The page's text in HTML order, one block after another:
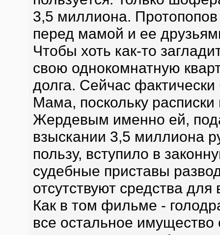
3,5 миллиона.
перед мамой и ее
Чтобы хоть как-то
свою однокомнатную
долга. Сейчас
Мама, поскольку
Жердевым именно ей,
взыскании 3,5 миллиона
пользу, вступило в
судебные приставы
отсутствуют средства
Как в том фильме -
все остальное